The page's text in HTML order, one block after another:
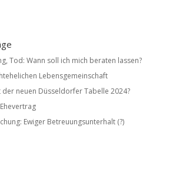
Tod: Wann soll ich mich beraten lassen?
Lebensgemeinschaft
der neuen Düsseldorfer Tabelle 2024?
Ewiger Betreuungsunterhalt (?)